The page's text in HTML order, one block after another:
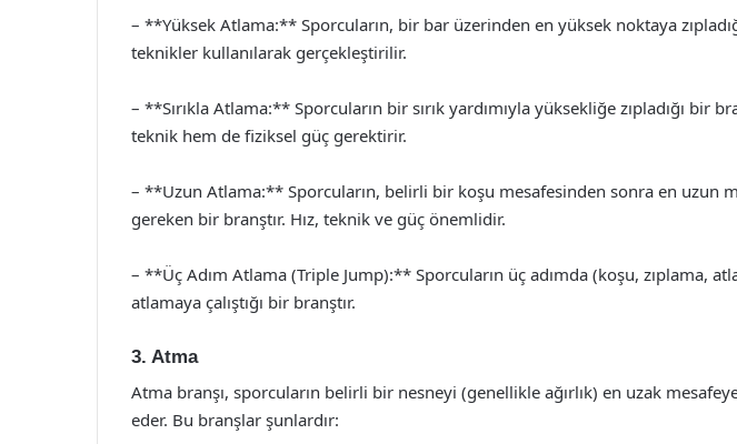
– **Yüksek Atlama:** Sporcuların, bir bar üzerinden en yüksek noktaya
teknikler kullanılarak gerçekleştirilir.
– **Sırıkla Atlama:** Sporcuların bir sırık yardımıyla yüksekliğe zıpladığı bir
teknik hem de fiziksel güç gerektirir.
– **Uzun Atlama:** Sporcuların, belirli bir koşu mesafesinden sonra en uzun
gereken bir branştır. Hız, teknik ve güç önemlidir.
– **Üç Adım Atlama (Triple Jump):** Sporcuların üç adımda (koşu, zıplama,
atlamaya çalıştığı bir branştır.
3. Atma
Atma branşı, sporcuların belirli bir nesneyi (genellikle ağırlık) en uzak
eder. Bu branşlar şunlardır: